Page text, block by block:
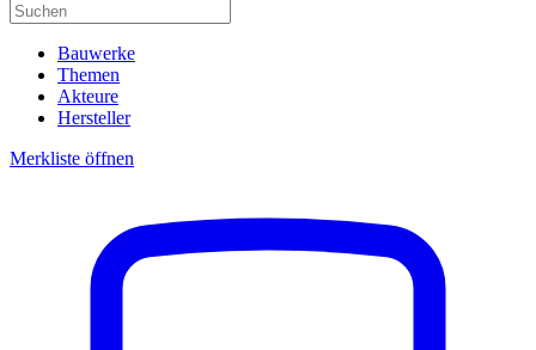
Bauwerke
Themen
Akteure
Hersteller
Merkliste öffnen